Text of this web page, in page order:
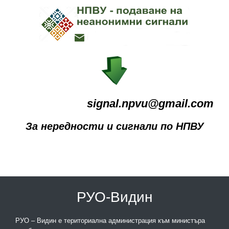
signal.npvu@gmail.com
За нередности и сигнали по НПВУ
РУО-Видин
РУО – Видин е териториална администрация към министъра